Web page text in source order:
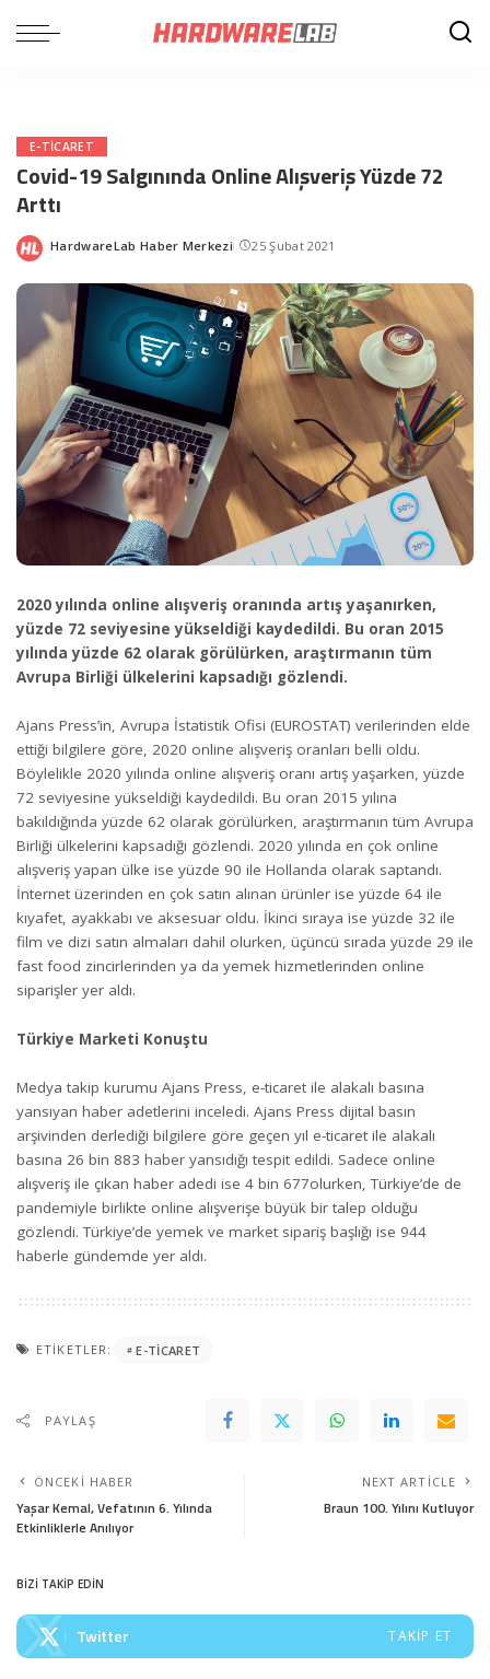
E-TICARET
Covid-19 Salgınında Online Alışveriş Yüzde 72
Arttı
Posted
HardwareLab Haber Merkezi 25 Şubat 2021
2020 yılında online alışveriş oranında artış yaşanırken,
yüzde 72 seviyesine yükseldiği kaydedildi. Bu oran 2015
yılında yüzde 62 olarak görülürken, araştırmanın tüm
Avrupa Birliği ülkelerini kapsadığı gözlendi.
Ajans Press’in, Avrupa İstatistik Ofisi (EUROSTAT) verilerinden elde
ettiği bilgilere göre, 2020 online alışveriş oranları belli oldu.
Böylelikle 2020 yılında online alışveriş oranı artış yaşarken, yüzde
72 seviyesine yükseldiği kaydedildi. Bu oran 2015 yılına
bakıldığında yüzde 62 olarak görülürken, araştırmanın tüm Avrupa
Birliği ülkelerini kapsadığı gözlendi. 2020 yılında en çok online
alışveriş yapan ülke ise yüzde 90 ile Hollanda olarak saptandı.
İnternet üzerinden en çok satın alınan ürünler ise yüzde 64 ile
kıyafet, ayakkabı ve aksesuar oldu. İkinci sıraya ise yüzde 32 ile
film ve dizi satın almaları dahil olurken, üçüncü sırada yüzde 29 ile
fast food zincirlerinden ya da yemek hizmetlerinden online
siparişler yer aldı.
Türkiye Marketi Konuştu
Medya takip kurumu Ajans Press, e-ticaret ile alakalı basına
yansıyan haber adetlerini inceledi. Ajans Press dijital basın
arşivinden derlediği bilgilere göre geçen yıl e-ticaret ile alakalı
basına 26 bin 883 haber yansıdığı tespit edildi. Sadece online
alışveriş ile çıkan haber adedi ise 4 bin 677olurken, Türkiye’de de
pandemiyle birlikte online alışverişe büyük bir talep olduğu
gözlendi. Türkiye’de yemek ve market sipariş başlığı ise 944
haberle gündemde yer aldı.
ETIKETLER: E-TICARET
PAYLAŞ
ÖNCEKI HABER
Yaşar Kemal, Vefatının 6. Yılında
Etkinliklerle Anılıyor
NEXT ARTICLE
Braun 100. Yılını Kutluyor
BİZİ TAKİP EDİN
Twitter TAKIP ET